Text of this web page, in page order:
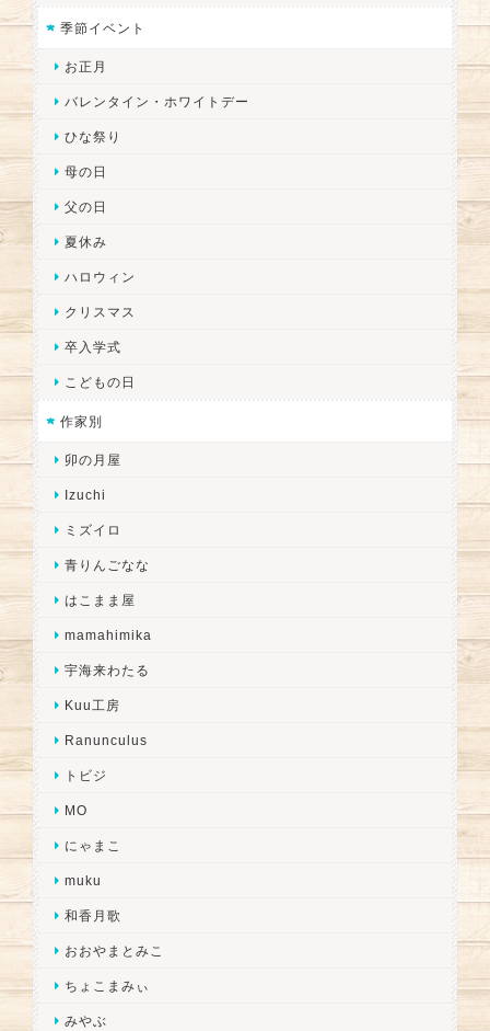
季節イベント
お正月
バレンタイン・ホワイトデー
ひな祭り
母の日
父の日
夏休み
ハロウィン
クリスマス
卒入学式
こどもの日
作家別
卯の月屋
Izuchi
ミズイロ
青りんごなな
はこまま屋
mamahimika
宇海来わたる
Kuu工房
Ranunculus
トビジ
MO
にゃまこ
muku
和香月歌
おおやまとみこ
ちょこまみぃ
みやぶ